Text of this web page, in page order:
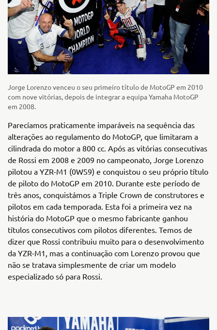
Jorge Lorenzo venceu o seu primeiro título de MotoGP em 2010
com nove vitórias, depois de integrar a equipa Yamaha MotoGP
em 2008.
Parecíamos praticamente imparáveis na sequência das
alterações ao regulamento do MotoGP, que limitaram a
cilindrada do motor a 800 cc. Após as vitórias consecutivas
de Rossi em 2008 e 2009 no campeonato, Jorge Lorenzo
pilotou a YZR-M1 (0WS9) e conquistou o seu próprio título
de piloto do MotoGP em 2010. Durante este período de
três anos, conquistámos a Triple Crown de construtores e
pilotos em cada temporada. Esta foi a primeira vez na
história do MotoGP que o mesmo fabricante ganhou
títulos consecutivos com pilotos diferentes. Temos de
dizer que Rossi contribuiu muito para o desenvolvimento
da YZR-M1, mas a continuação com Lorenzo provou que
não se tratava simplesmente de criar um modelo
especializado só para Rossi.